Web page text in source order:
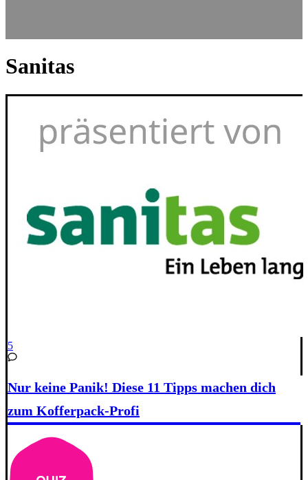
Sanitas
5
Nur keine Panik! Diese 11 Tipps machen dich
zum Kofferpack-Profi